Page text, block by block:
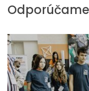
Odporúčame